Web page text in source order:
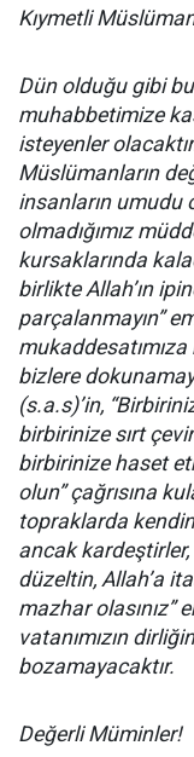
Kıymetli
Dün olduğu gibi
muhabbetimize
isteyenler
Müslümanların
insanların umudu
olmadığımız
kursaklarında
birlikte Allah’ın
parçalanmayın”
bizlere
(s.a.s)’in,
birbirinize sırt
birbirinize haset
olun” çağrısına
topraklarda
ancak kardeştirler,
düzeltin, Allah’a
mazhar olasınız”
vatanımızın
bozamayacaktır.
Değerli Müminler!